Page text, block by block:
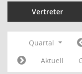
Vertreter
Quartal
Aktuell